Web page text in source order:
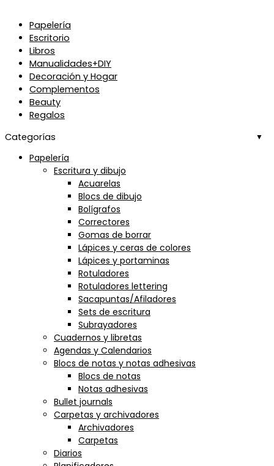
Papelería
Escritorio
Libros
Manualidades+DIY
Decoración y Hogar
Complementos
Beauty
Regalos
Categorías
Papelería
Escritura y dibujo
Acuarelas
Blocs de dibujo
Bolígrafos
Correctores
Gomas de borrar
Lápices y ceras de colores
Lápices y portaminas
Rotuladores
Rotuladores lettering
Sacapuntas/Afiladores
Sets de escritura
Subrayadores
Cuadernos y libretas
Agendas y Calendarios
Blocs de notas y notas adhesivas
Blocs de notas
Notas adhesivas
Bullet journals
Carpetas y archivadores
Archivadores
Carpetas
Diarios